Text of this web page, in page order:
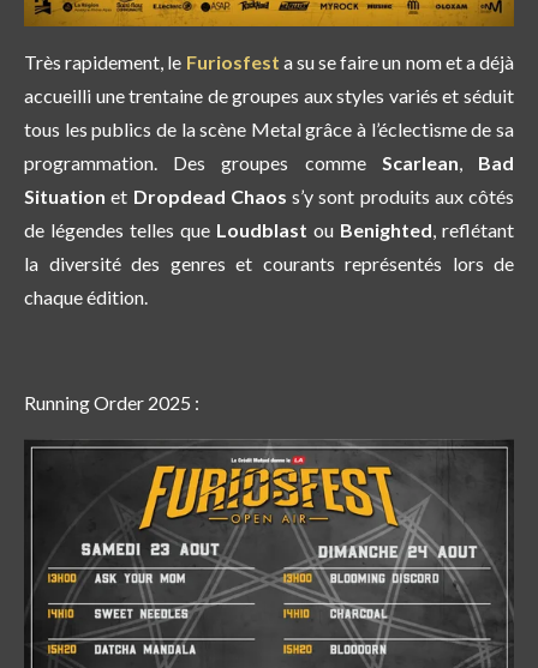
Très rapidement, le Furiosfest a su se faire un nom et a déjà
accueilli une trentaine de groupes aux styles variés et séduit
tous les publics de la scène Metal grâce à l’éclectisme de sa
programmation. Des groupes comme Scarlean, Bad
Situation et Dropdead Chaos s’y sont produits aux côtés
de légendes telles que Loudblast ou Benighted, reflétant
la diversité des genres et courants représentés lors de
chaque édition.
Running Order 2025 :